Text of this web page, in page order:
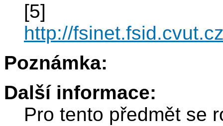
[5]
http://
Poznámka:
Další informace:
Pro tento předmět se